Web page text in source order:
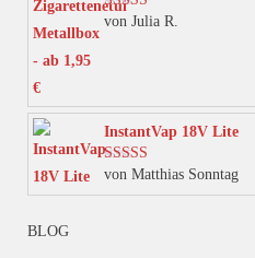
Bewertet mit
von Julia R.
InstantVap 18V Lite
Bewertet mit
von Matthias Sonntag
BLOG